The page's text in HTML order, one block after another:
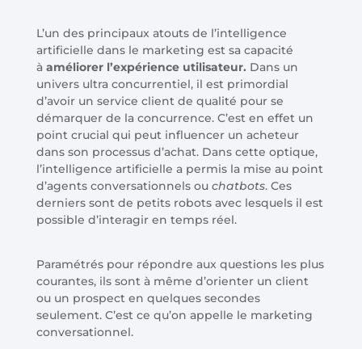
L’un des principaux atouts de l’intelligence
artificielle dans le marketing est sa capacité
à améliorer l’expérience utilisateur. Dans un
univers ultra concurrentiel, il est primordial
d’avoir un service client de qualité pour se
démarquer de la concurrence. C’est en effet un
point crucial qui peut influencer un acheteur
dans son processus d’achat. Dans cette optique,
l’intelligence artificielle a permis la mise au point
d’agents conversationnels ou chatbots. Ces
derniers sont de petits robots avec lesquels il est
possible d’interagir en temps réel.
Paramétrés pour répondre aux questions les plus
courantes, ils sont à même d’orienter un client
ou un prospect en quelques secondes
seulement. C’est ce qu’on appelle le marketing
conversationnel.